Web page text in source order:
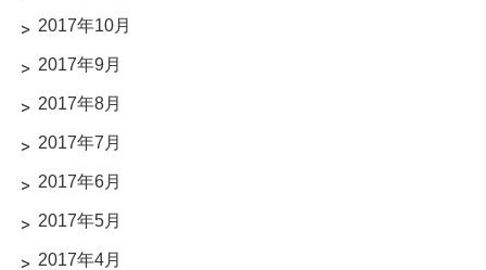
2017年10月
2017年9月
2017年8月
2017年7月
2017年6月
2017年5月
2017年4月